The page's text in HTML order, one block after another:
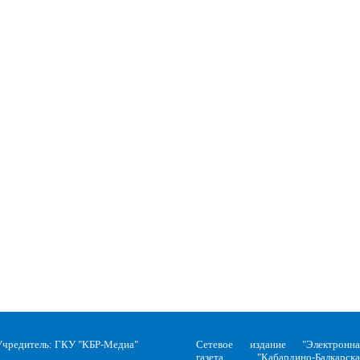
ГКУ "КБР-Медиа"
Сетевое издание
газета "Кабардино-